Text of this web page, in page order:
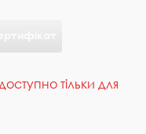
тільки для